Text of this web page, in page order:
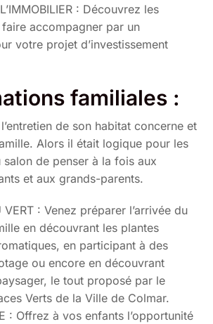
: Découvrez les
accompagner par un
votre projet d’investissement
familiales :
de son habitat concerne et
Alors il était logique pour les
de penser à la fois aux
et aux grands-parents.
VERT : Venez préparer l’arrivée du
en découvrant les plantes
en participant à des
ou encore en découvrant
le tout proposé par le
Verts de la Ville de Colmar.
: Offrez à vos enfants l’opportunité